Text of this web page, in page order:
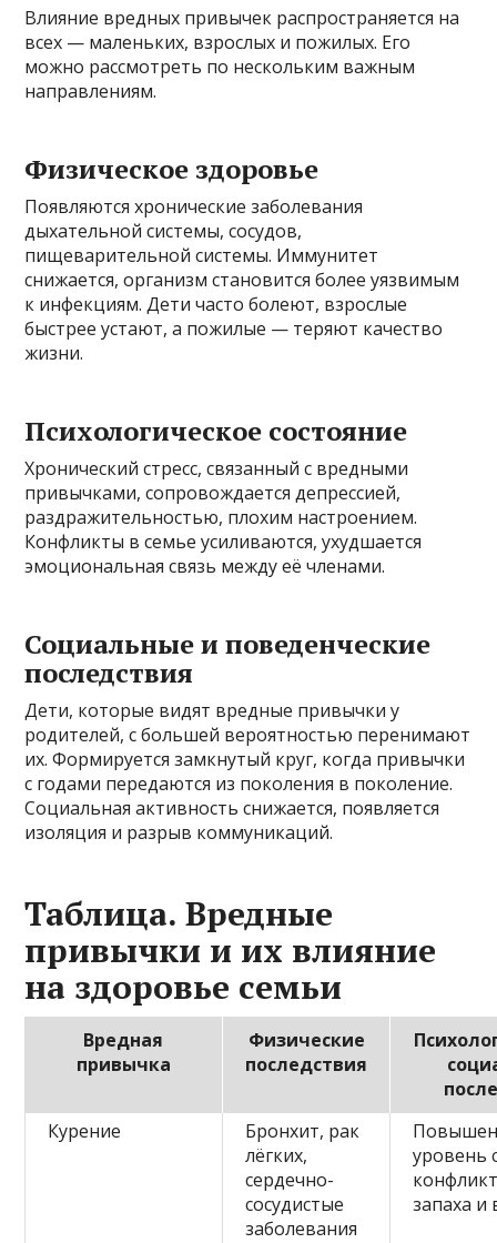
Влияние вредных привычек распространяется на
всех — маленьких, взрослых и пожилых. Его
можно рассмотреть по нескольким важным
направлениям.
Физическое здоровье
Появляются хронические заболевания
дыхательной системы, сосудов,
пищеварительной системы. Иммунитет
снижается, организм становится более уязвимым
к инфекциям. Дети часто болеют, взрослые
быстрее устают, а пожилые — теряют качество
жизни.
Психологическое состояние
Хронический стресс, связанный с вредными
привычками, сопровождается депрессией,
раздражительностью, плохим настроением.
Конфликты в семье усиливаются, ухудшается
эмоциональная связь между её членами.
Социальные и поведенческие
последствия
Дети, которые видят вредные привычки у
родителей, с большей вероятностью перенимают
их. Формируется замкнутый круг, когда привычки
с годами передаются из поколения в поколение.
Социальная активность снижается, появляется
изоляция и разрыв коммуникаций.
Таблица. Вредные
привычки и их влияние
на здоровье семьи
Вредная
привычка
Физические
последствия
Курение
Бронхит, рак
лёгких,
сердечно-
сосудистые
заболевания
уровень
запаха и